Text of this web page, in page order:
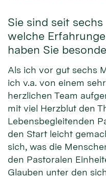
Sie sind seit
welche
haben Sie
Als ich vor gut sechs
ich v.a. von einem
herzlichen Team
mit viel Herzblut den
Lebensbegleitenden
den Start leicht
sich, was die
den Pastoralen
Glauben unter den